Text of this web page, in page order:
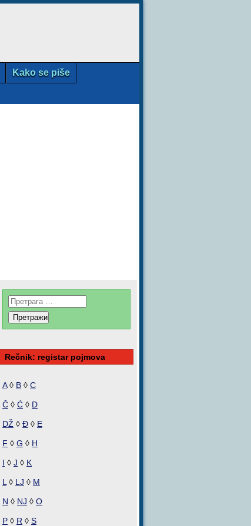
Kako se piše
Rečnik: registar pojmova
A◊ B ◊ C
Č ◊ Ć ◊ D
DŽ ◊ Đ ◊ E
F ◊ G ◊ H
I ◊ J ◊ K
L ◊ LJ ◊ M
N ◊ NJ ◊ O
P ◊ R ◊ S